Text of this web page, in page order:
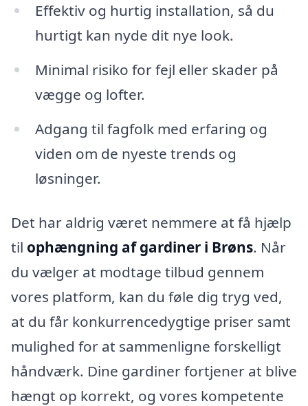
Effektiv og hurtig installation, så du
hurtigt kan nyde dit nye look.
Minimal risiko for fejl eller skader på
vægge og lofter.
Adgang til fagfolk med erfaring og
viden om de nyeste trends og
løsninger.
Det har aldrig været nemmere at få hjælp
til ophængning af gardiner i Brøns. Når
du vælger at modtage tilbud gennem
vores platform, kan du føle dig tryg ved,
at du får konkurrencedygtige priser samt
mulighed for at sammenligne forskelligt
håndværk. Dine gardiner fortjener at blive
hængt op korrekt, og vores kompetente